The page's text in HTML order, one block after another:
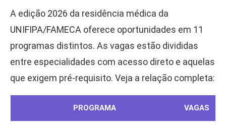
A edição 2026 da residência médica da
UNIFIPA/FAMECA oferece oportunidades em 11
programas distintos. As vagas estão divididas
entre especialidades com acesso direto e aquelas
que exigem pré-requisito. Veja a relação completa:
PROGRAMA VAGAS